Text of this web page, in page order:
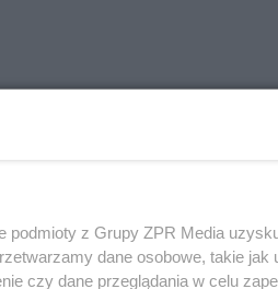
podmioty z Grupy ZPR Media
dane osobowe, takie jak
czy dane przeglądania w celu